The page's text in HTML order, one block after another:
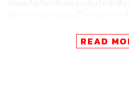
นครหลวงจะดำเนินการทุก 1 ปี แต่
ความถี่ในการบำรุงรักษาเป็น 6 เดือ
READ